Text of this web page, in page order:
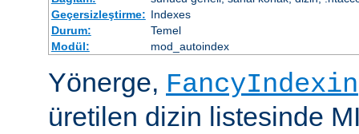
Geçersizleştirme: Indexes
Durum:
Temel
Modül:
mod_autoindex
Yönerge,
üretilen dizin listesinde